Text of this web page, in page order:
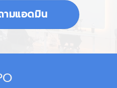
ามแอดมิน